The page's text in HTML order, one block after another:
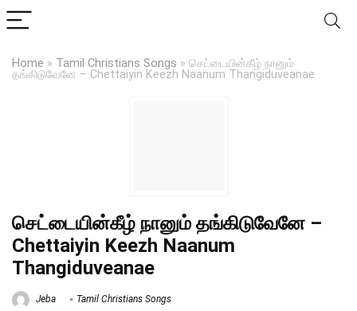
Home » Tamil Christians Songs » செட்டையின்கீழ் நானும்
தங்கிடுவேனே – Chettaiyin Keezh Naanum Thangiduveanae
செட்டையின்கீழ் நானும் தங்கிடுவேனே –
Chettaiyin Keezh Naanum
Thangiduveanae
Jeba Tamil Christians Songs